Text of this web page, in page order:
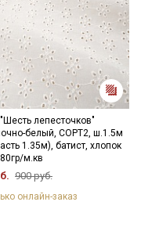
лепесточков"
белый, СОРТ2, ш.1.5м
1.35м), батист, хлопок
м.кв
900 руб.
онлайн-заказ
на узкие